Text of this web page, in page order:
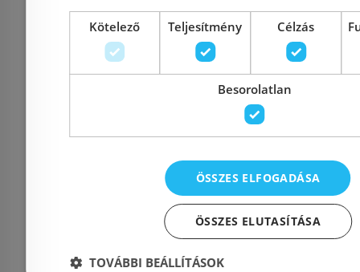
Kifutó termék
Még 1 db ezen az áron!
Radaway Fuenta New DWJS
(384033-01-01L,384090-
01-01) !
Azonosító: 198149
Cikkszám: 384033-01-01L,
384090-01-01
BLACK
Kötelező Teljesítmény Célzás
Besorolatlan
ÖSSZES ELFOGADÁSA
ÖSSZES ELUTASÍTÁSA
TOVÁBBI BEÁLLÍTÁSOK